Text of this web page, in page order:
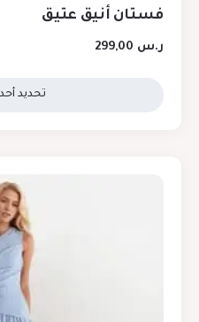
فستان أنيق عتيق
ر.س
تحديد